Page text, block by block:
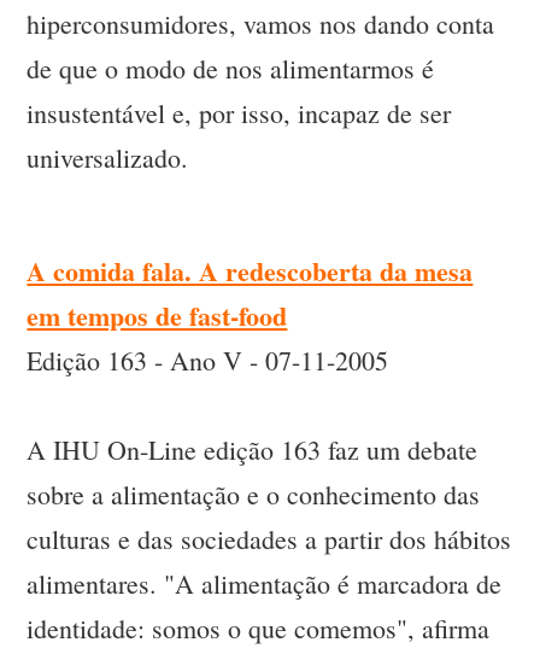
hiperconsumidores, vamos nos dando conta
de que o modo de nos alimentarmos é
insustentável e, por isso, incapaz de ser
universalizado.
A comida fala. A redescoberta da mesa
em tempos de fast-food
Edição 163 - Ano V - 07-11-2005
A IHU On-Line edição 163 faz um debate
sobre a alimentação e o conhecimento das
culturas e das sociedades a partir dos hábitos
alimentares. "A alimentação é marcadora de
identidade: somos o que comemos", afirma